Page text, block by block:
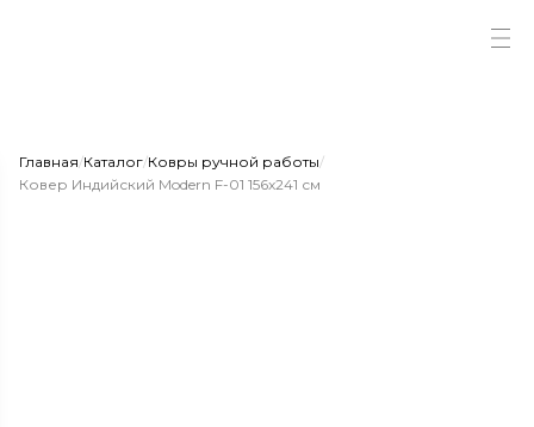
Главная/Каталог/Ковры ручной работы/
Ковер Индийский Modern F-01 156x241 см